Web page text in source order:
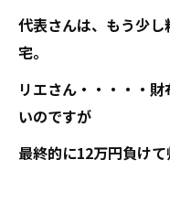
代表さんは、もう少
宅。
リエさん・・・・・
いのですが
最終的に12万円負けて